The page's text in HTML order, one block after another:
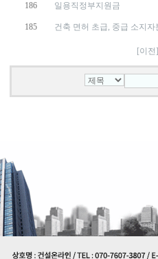
186 일용직정부지원금
185 건축 면허 초급, 중급 소지자
[이전]